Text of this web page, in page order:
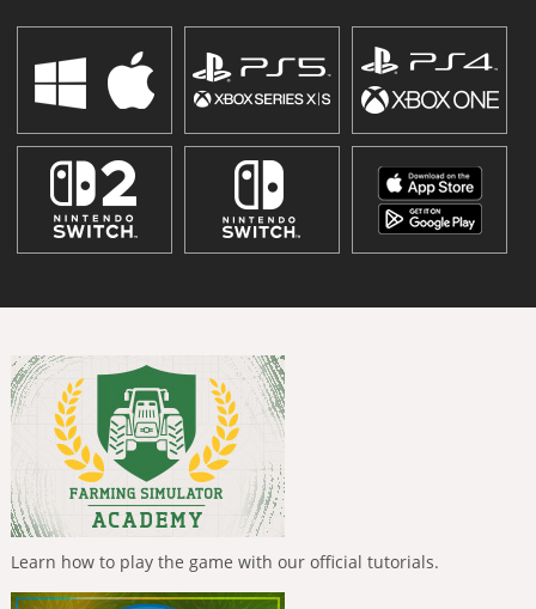
Learn how to play the game with our official tutorials.